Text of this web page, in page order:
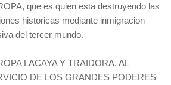
que es quien esta destruyendo las
historicas mediante inmigracion
del tercer mundo.
LACAYA Y TRAIDORA, AL
DE LOS GRANDES PODERES